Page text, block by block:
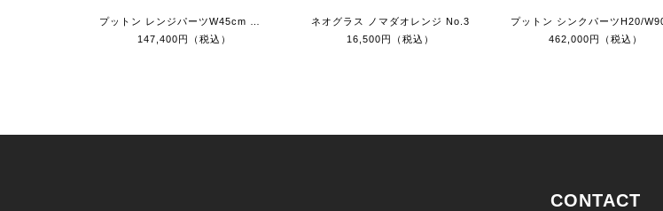
147,400円（税込）
ネオグラス ノマダオレンジ No.3
16,500円（税込）
462,000円（税込）
CONTACT